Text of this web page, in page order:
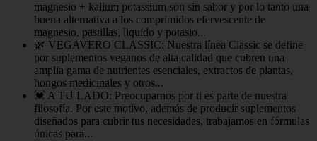
magnesio + kalium potassium son sin sabor y por lo tanto una
buena alternativa a los comprimidos efervescente de
magnesio, pastillas, liquido y potasio...
🌿 VEGAVERO CLASSIC: Nuestra línea Classic se define
por suplementos veganos de alta calidad que cubren una
amplia gama de nutrientes esenciales, extractos de plantas,
hongos medicinales y otros...
💓 A TU LADO: Preocuparnos por ti es parte de nuestra
filosofía. Por este motivo, además de producir suplementos
diseñados para cubrir tus necesidades, trabajamos en fórmulas
únicas para...